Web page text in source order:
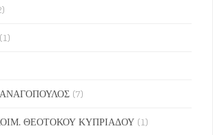
(1)
(7)
ΘΕΟΤΟΚΟΥ ΚΥΠΡΙΑΔΟΥ (1)